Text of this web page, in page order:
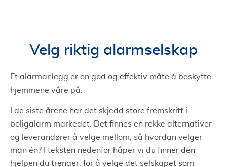
Velg riktig alarmselskap
Et alarmanlegg er en god og effektiv måte å beskytte
hjemmene våre på.
I de siste årene har det skjedd store fremskritt i
boligalarm markedet. Det finnes en rekke alternativer
og leverandører å velge mellom, så hvordan velger
man én? I teksten nedenfor håper vi du finner den
hjelpen du trenger, for å velge det selskapet som